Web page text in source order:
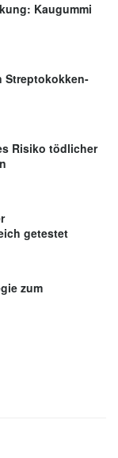
Kaugummi
Streptokokken-
Risiko tödlicher
getestet
zum